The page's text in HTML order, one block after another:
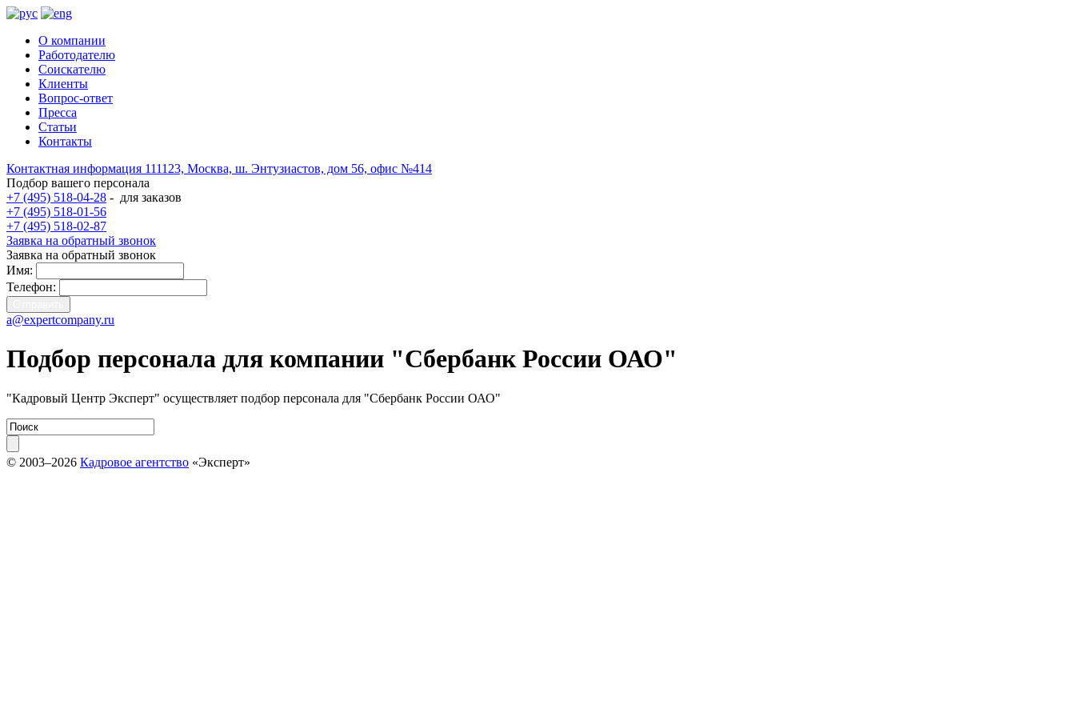
О компании
Работодателю
Соискателю
Клиенты
Вопрос-ответ
Пресса
Статьи
Контакты
Контактная информация 111123, Москва, ш. Энтузиастов, дом 56, офис №414
Подбор вашего персонала
+7 (495) 518-04-28 - для заказов
+7 (495) 518-01-56
+7 (495) 518-02-87
Заявка на обратный звонок
Заявка на обратный звонок
Имя:
Телефон:
a@expertcompany.ru
Подбор персонала для компании "Сбербанк России ОАО"
"Кадровый Центр Эксперт" осуществляет подбор персонала для "Сбербанк России ОАО"
© 2003–2026 Кадровое агентство «Эксперт»